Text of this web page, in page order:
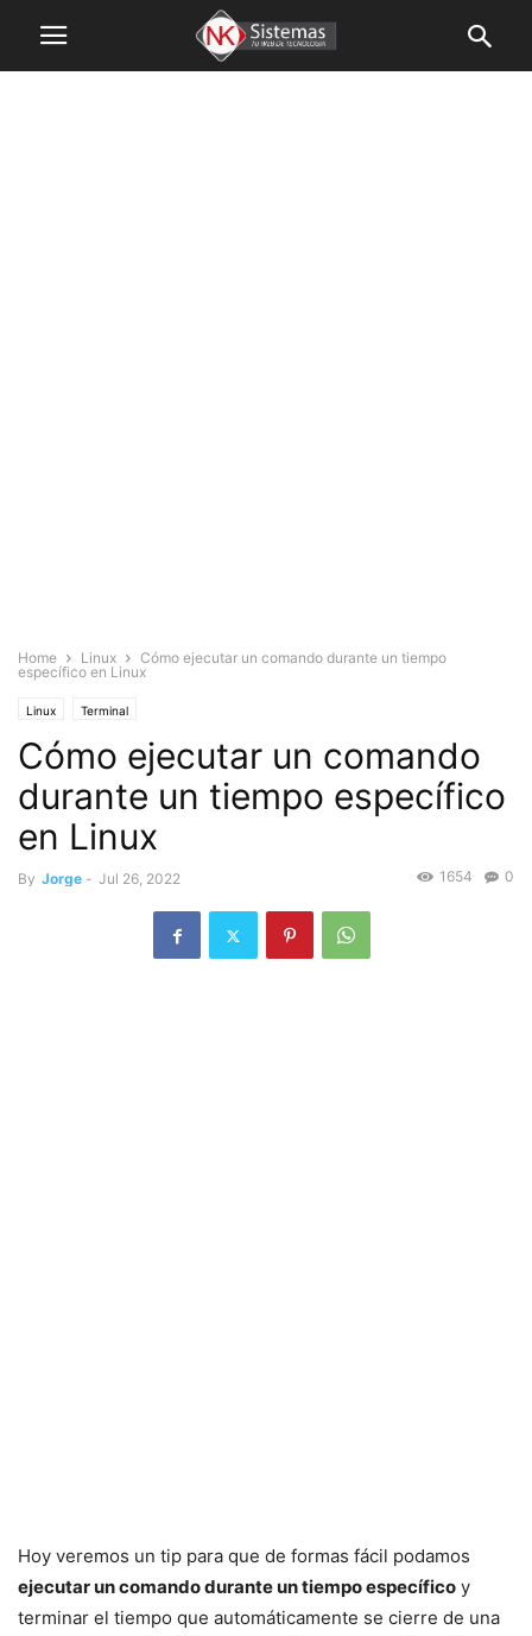
Home Linux
Cómo ejecutar un comando durante un tiempo
específico en Linux
Linux Terminal
Cómo ejecutar un comando
durante un tiempo específico
en Linux
By Jorge - Jul 26, 2022 0
1654
Hoy veremos un tip para que de formas fácil podamos
ejecutar un comando durante un tiempo específico y
terminar el tiempo que automáticamente se cierre de una